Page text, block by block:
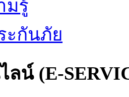
มรู้
ะกันภัย
ลน์ (E-